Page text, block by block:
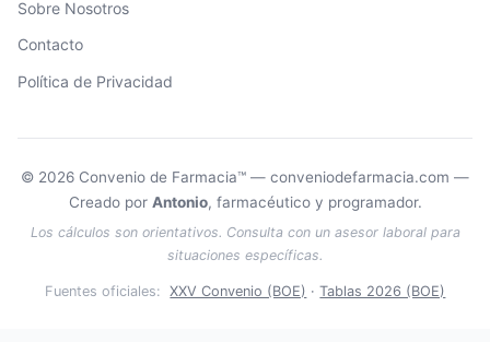
Sobre Nosotros
Contacto
Política de Privacidad
© 2026 Convenio de Farmacia™ — conveniodefarmacia.com —
Creado por Antonio, farmacéutico y programador.
Los cálculos son orientativos. Consulta con un asesor laboral para
situaciones específicas.
Fuentes oficiales: XXV Convenio (BOE) ·Tablas 2026 (BOE)